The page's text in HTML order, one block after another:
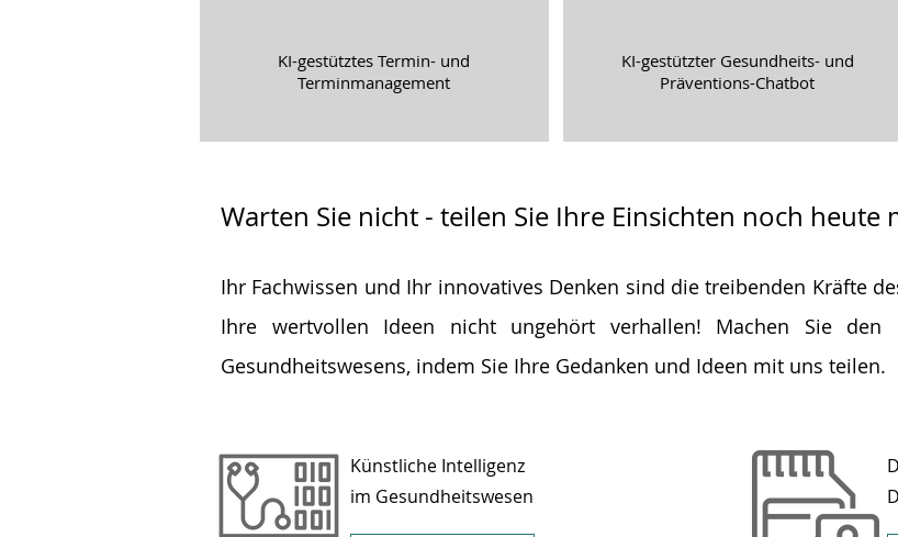
KI-gestütztes Termin- und
Terminmanagement
KI-gestützter Gesundheits- und
Präventions-Chatbot
Warten Sie nicht - teilen Sie Ihre Einsichten noch heute
Ihr Fachwissen und Ihr innovatives Denken sind die treibenden Kräfte
Ihre wertvollen Ideen nicht ungehört verhallen! Machen Sie den
Gesundheitswesens, indem Sie Ihre Gedanken und Ideen mit uns teilen.
Künstliche Intelligenz
im Gesundheitswesen